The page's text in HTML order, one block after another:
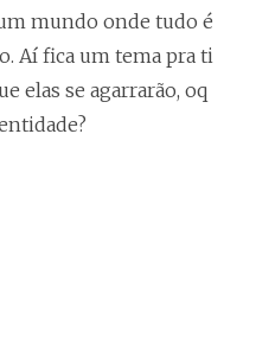
mundo onde tudo é
Aí fica um tema pra ti
elas se agarrarão, oq